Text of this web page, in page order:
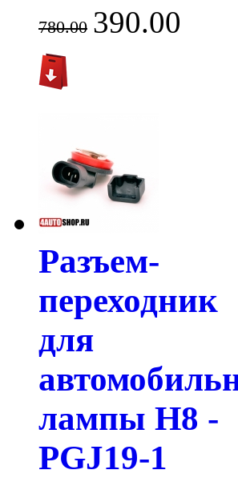
780.00 390.00
Разъем-
переходник
для
лампы H8 -
PGJ19-1